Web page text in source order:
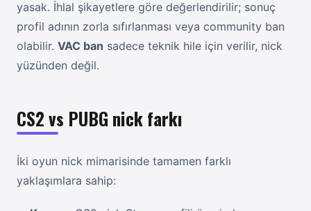
yasak. İhlal şikayetlere göre değerlendirilir; sonuç
profil adının zorla sıfırlanması veya community ban
olabilir. VAC ban sadece teknik hile için verilir, nick
yüzünden değil.
CS2 vs PUBG nick farkı
İki oyun nick mimarisinde tamamen farklı
yaklaşımlara sahip: